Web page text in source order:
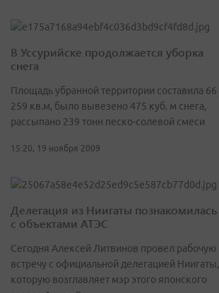
В Уссурийске продолжается уборка
снега
Площадь убранной территории составила 66
259 кв.м, было вывезено 475 куб. м снега,
рассыпано 239 тонн песко-солевой смеси
15:20, 19 ноября 2009
Делегация из Ниигаты познакомилась
с объектами АТЭС
Сегодня Алексей Литвинов провел рабочую
встречу с официальной делегацией Ниигаты,
которую возглавляет мэр этого японского